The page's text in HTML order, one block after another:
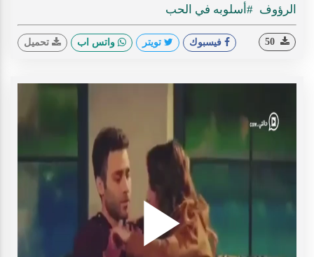
الرؤوف #أسلوبه في الحب
فيسبوك تويتر واتس اب تحميل